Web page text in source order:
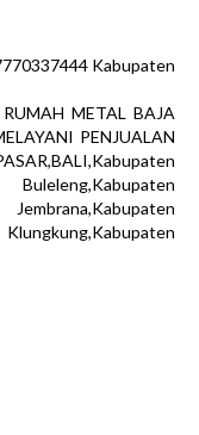
Kabupaten
METAL BAJA
PENJUALAN